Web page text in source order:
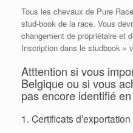
Tous les chevaux de Pure
stud-book de la race. Vous
changement de propriétaire et
Inscription dans le studbook »
Atttention si vous
Belgique ou si vous
pas encore identifié
1. Certificats d’exportation